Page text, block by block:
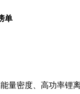
单
量密度、高功率锂